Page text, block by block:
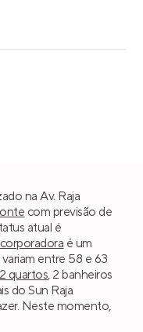
na Av. Raja
com previsão de
atual é
é um
entre 58 e 63
2 quartos, 2 banheiros
do Sun Raja
Neste momento,